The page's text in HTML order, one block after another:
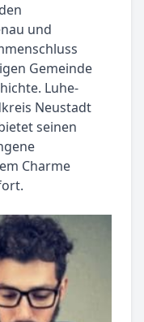
und
Gemeinde
Luhe-
Neustadt
seinen
Charme